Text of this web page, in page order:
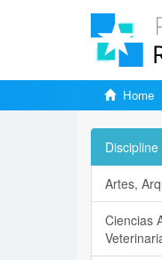
Home
Discipline
Artes,
Ciencias